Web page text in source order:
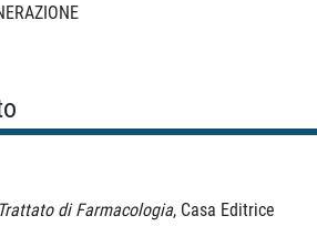
Trattato di Farmacologia, Casa Editrice